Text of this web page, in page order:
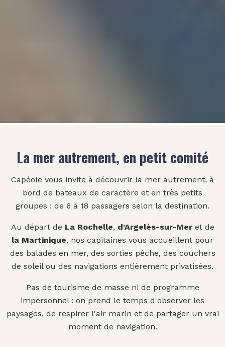
La mer autrement, en petit comité
Capéole vous invite à découvrir la mer autrement, à
bord de bateaux de caractère et en très petits
groupes : de 6 à 18 passagers selon la destination.
Au départ de La Rochelle, d'Argelès-sur-Meret de
la Martinique, nos capitaines vous accueillent pour
des balades en mer, des sorties pêche, des couchers
de soleil ou des navigations entièrement privatisées.
Pas de tourisme de masse ni de programme
impersonnel : on prend le temps d'observer les
paysages, de respirer l'air marin et de partager un vrai
moment de navigation.